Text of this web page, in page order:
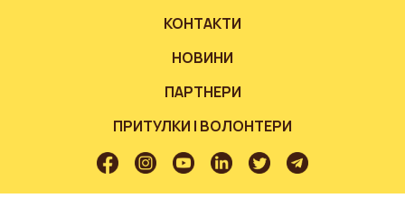
КОНТАКТИ
НОВИНИ
ПАРТНЕРИ
ПРИТУЛКИ І ВОЛОНТЕРИ